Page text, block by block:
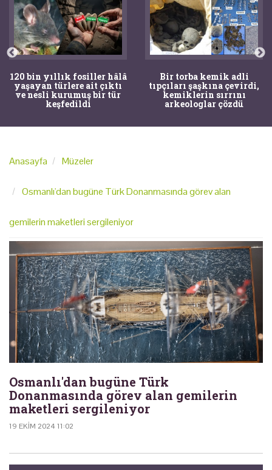
120 bin yıllık fosiller hâlâ
yaşayan türlere ait çıktı
ve nesli kurumuş bir tür
keşfedildi
Bir torba kemik adli
tıpçıları şaşkına çevirdi,
kemiklerin sırrını
arkeologlar çözdü
Anasayfa Müzeler
Osmanlı'dan bugüne Türk Donanmasında görev alan
gemilerin maketleri sergileniyor
Osmanlı'dan bugüne Türk
Donanmasında görev alan gemilerin
maketleri sergileniyor
19 EKIM 2024 11:02